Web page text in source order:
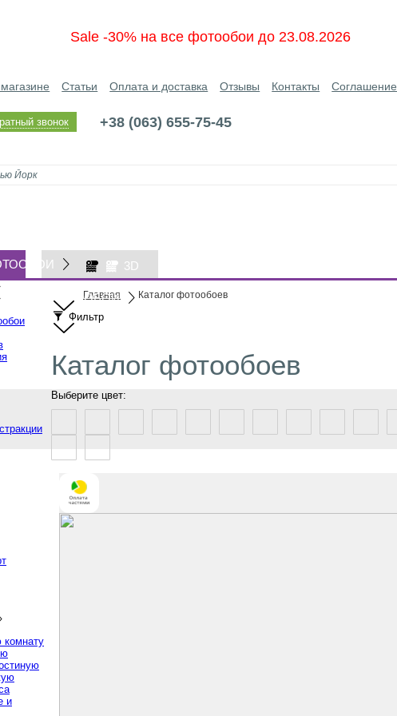
Sale -30% на все фотообои до 23.08.2026
Статьи Оплата и доставка Отзывы Контакты Соглашение
звонок +38 (063) 655-75-45
3D
ОБОИ
комнату
и
Главная Каталог фотообоев
Фильтр
Каталог фотообоев
Выберите цвет: